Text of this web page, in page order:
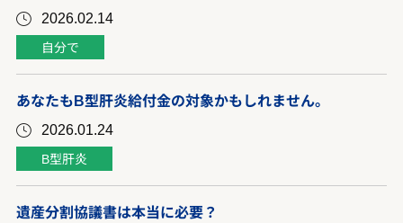
2026.02.14
自分で
あなたもB型肝炎給付金の対象かもしれません。
2026.01.24
B型肝炎
遺産分割協議書は本当に必要？